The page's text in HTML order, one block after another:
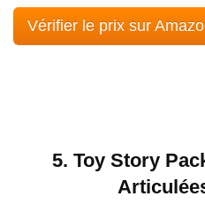
Vérifier le prix sur
5. Toy Story